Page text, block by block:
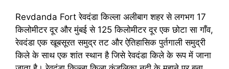
Revdanda Fort रेवदंडा किल्ला अलीबाग शहर से लगभग 17
किलोमीटर दूर और मुंबई से 125 किलोमीटर दूर एक छोटा सा गाँव,
रेवदंडा एक खूबसूरत समुद्र तट और ऐतिहासिक पुर्तगाली समुद्री
किले के साथ एक शांत स्थान है जिसे रेवदंडा किले के रूप में जाना